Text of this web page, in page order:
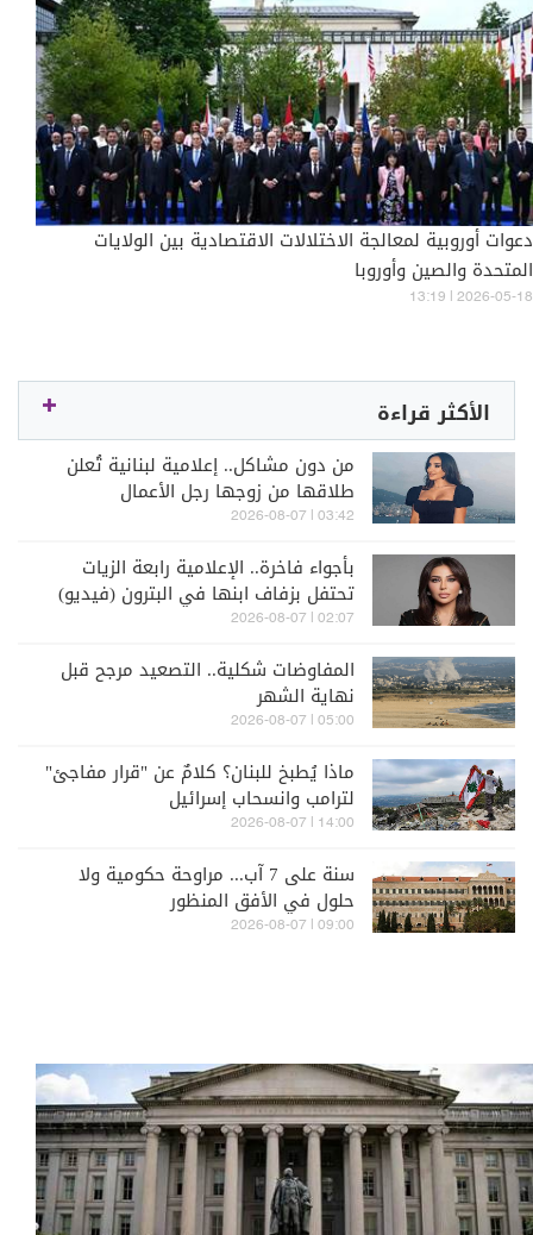
دعوات أوروبية لمعالجة الاختلالات الاقتصادية بين الولايات
المتحدة والصين وأوروبا
13:19 | 2026-05-18
الأكثر قراءة
من دون مشاكل.. إعلامية لبنانية تُعلن
طلاقها من زوجها رجل الأعمال
03:42 | 2026-08-07
بأجواء فاخرة.. الإعلامية رابعة الزيات
تحتفل بزفاف ابنها في البترون (فيديو)
02:07 | 2026-08-07
المفاوضات شكلية.. التصعيد مرجح قبل
نهاية الشهر
05:00 | 2026-08-07
ماذا يُطبخ للبنان؟ كلامٌ عن "قرار مفاجئ"
لترامب وانسحاب إسرائيل
14:00 | 2026-08-07
سنة على 7 آب... مراوحة حكومية ولا
حلول في الأفق المنظور
09:00 | 2026-08-07